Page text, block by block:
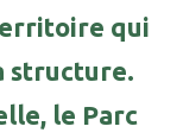
qui
structure.
le Parc